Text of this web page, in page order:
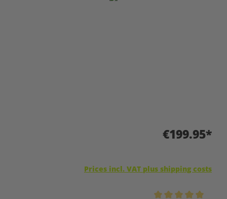
€199.95*
Prices incl. VAT plus shipping costs